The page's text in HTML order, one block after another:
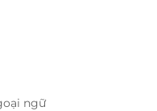
ngữ